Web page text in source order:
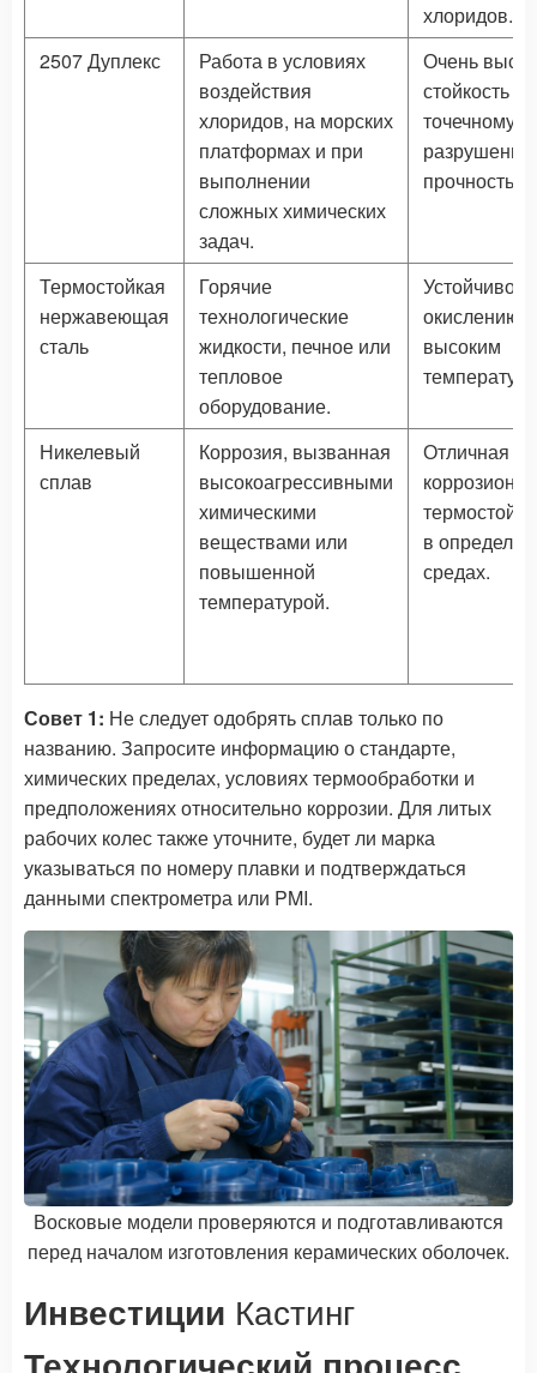
хлоридов.
2507 Дуплекс
Работа в условиях
воздействия
хлоридов, на морских
платформах и при
выполнении
сложных химических
задач.
Очень
стойкость к
точечному
прочность.
Термостойкая
нержавеющая
сталь
Горячие
технологические
жидкости, печное или
тепловое
оборудование.
окислению и
высоким
Никелевый
сплав
Коррозия, вызванная
высокоагрессивными
химическими
веществами или
повышенной
температурой.
Отличная
в
средах.
Совет 1: Не следует одобрять сплав только по
названию. Запросите информацию о стандарте,
химических пределах, условиях термообработки и
предположениях относительно коррозии. Для литых
рабочих колес также уточните, будет ли марка
указываться по номеру плавки и подтверждаться
данными спектрометра или PMI.
Восковые модели проверяются и подготавливаются
перед началом изготовления керамических оболочек.
Инвестиции Кастинг